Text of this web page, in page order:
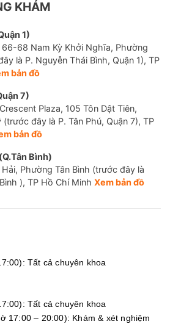
KHÁM
1)
66-68 Nam Kỳ Khởi Nghĩa, Phường
là P. Nguyễn Thái Bình, Quận 1), TP
bản đồ
7)
Plaza, 105 Tôn Dật Tiên,
đây là P. Tân Phú, Quận 7), TP
bản đồ
Bình)
Phường Tân Bình (trước đây là
), TP Hồ Chí Minh Xem bản đồ
Tất cả chuyên khoa
Tất cả chuyên khoa
17:00 – 20:00): Khám & xét nghiệm